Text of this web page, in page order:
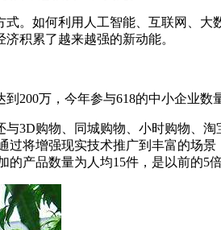
。如何利用人工智能、互联网、
积累了越来越强的新动能。
200万，今年参与618的中小企业数
3D购物、同城购物、小时购物、
将增强现实技术推广到丰富的场
产品数量为人均15件，是以前的5倍